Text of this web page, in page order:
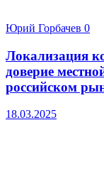
Юрий Горбачев 0
Локализация
доверие
российском
18.03.2025